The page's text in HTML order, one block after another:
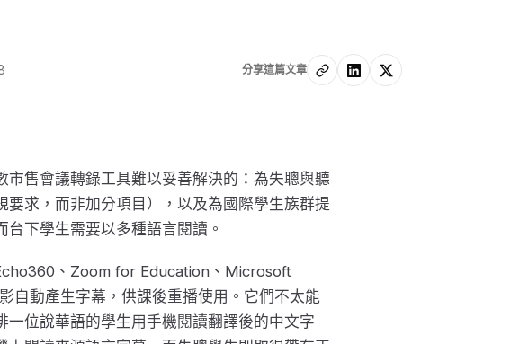
分享這篇文章
售會議轉錄工具難以妥善解決的：為失聰與聽
求，而非加分項目），以及為國際學生族群提
下學生需要以多種語言閱讀。
、Zoom for Education、Microsoft
動產生字幕，供課後重播使用。它們不太能
位說華語的學生用手機閱讀翻譯後的中文字